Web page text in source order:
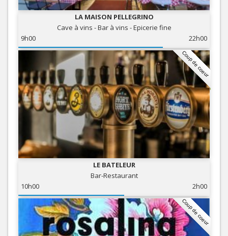
LA MAISON PELLEGRINO
Cave à vins - Bar à vins - Epicerie fine
9h00
22h00
Coup de coeur
LE BATELEUR
Bar-Restaurant
10h00
2h00
Coup de coeur